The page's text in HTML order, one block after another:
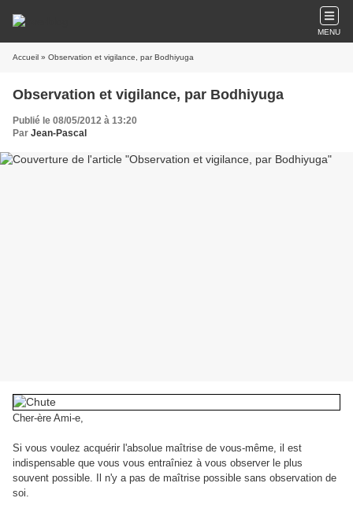
MENU
Accueil » Observation et vigilance, par Bodhiyuga
Observation et vigilance, par Bodhiyuga
Publié le 08/05/2012 à 13:20
Par Jean-Pascal
Cher-ère Ami-e,
Si vous voulez acquérir l'absolue maîtrise de vous-même, il est
indispensable que vous vous entraîniez à vous observer le plus
souvent possible. Il n'y a pas de maîtrise possible sans observation de
soi.